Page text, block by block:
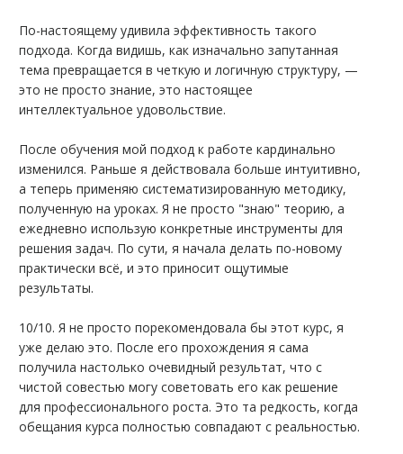
По-настоящему удивила эффективность такого
подхода. Когда видишь, как изначально запутанная
тема превращается в четкую и логичную структуру, —
это не просто знание, это настоящее
интеллектуальное удовольствие.
После обучения мой подход к работе кардинально
изменился. Раньше я действовала больше интуитивно,
а теперь применяю систематизированную методику,
полученную на уроках. Я не просто "знаю" теорию, а
ежедневно использую конкретные инструменты для
решения задач. По сути, я начала делать по-новому
практически всё, и это приносит ощутимые
результаты.
10/10. Я не просто порекомендовала бы этот курс, я
уже делаю это. После его прохождения я сама
получила настолько очевидный результат, что с
чистой совестью могу советовать его как решение
для профессионального роста. Это та редкость, когда
обещания курса полностью совпадают с реальностью.